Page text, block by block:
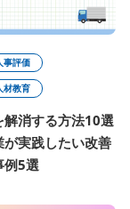
事評価
材教育
解消する方法10選
が実践したい改善
例5選